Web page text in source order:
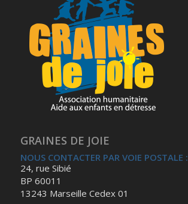
GRAINES DE JOIE
NOUS CONTACTER PAR VOIE POSTALE :
24, rue Sibié
BP 60011
13243 Marseille Cedex 01